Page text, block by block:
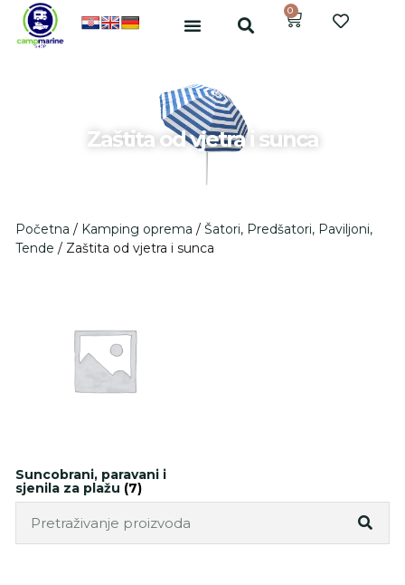
0
Zaštita od vjetra i sunca
Početna / Kamping oprema / Šatori, Predšatori, Paviljoni,
Tende / Zaštita od vjetra i sunca
Suncobrani, paravani i
sjenila za plažu (7)